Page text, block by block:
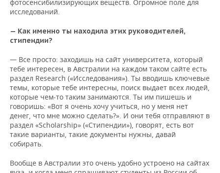
фотосенсибилизирующих веществ. Огромное поле для
исследований.
— Как именно ты находила этих руководителей,
стипендии?
— Все просто: заходишь на сайт университета, который
тебе интересен, в Австралии на каждом таком сайте есть
раздел Research («Исследования»). Ты вводишь ключевые
темы, которые тебе интересны, поиск выдает всех людей,
которые чем-то таким занимаются. Ты им пишешь и
говоришь: «Вот я очень хочу учиться, но у меня нет
денег, что мне можно сделать?». И они тебя отправляют в
раздел «Scholarship» («Стипендии»), говорят, есть вот
такие варианты, такие документы нужны, давай
собирать.
Вообще в Австралии это очень удобно устроено на сайтах